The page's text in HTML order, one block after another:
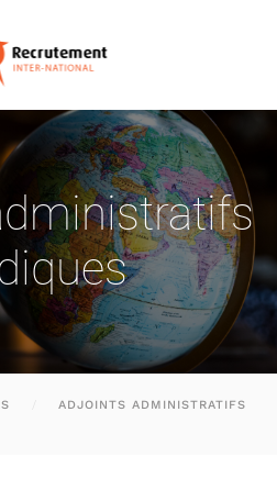
ADJOINTS ADMINISTRATIFS